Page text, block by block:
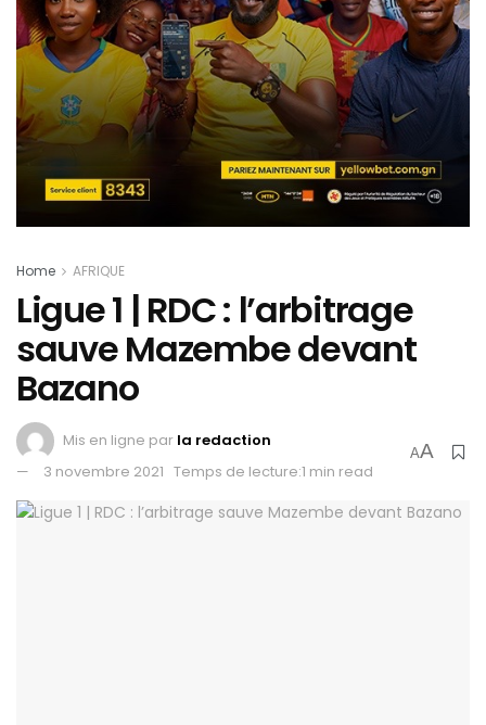
Home AFRIQUE
Ligue 1 | RDC : l’arbitrage
sauve Mazembe devant
Bazano
Mis en ligne par la redaction
3 novembre 2021 Temps de lecture:1 min read
AA